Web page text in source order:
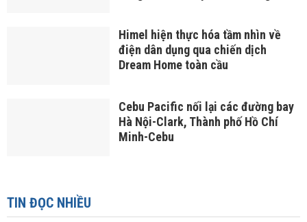
Himel hiện thực hóa tầm nhìn về
điện dân dụng qua chiến dịch
Dream Home toàn cầu
Cebu Pacific nối lại các đường bay
Hà Nội-Clark, Thành phố Hồ Chí
Minh-Cebu
TIN ĐỌC NHIỀU